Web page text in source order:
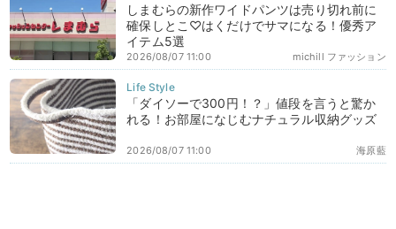
しまむらの新作ワイドパンツは売り切れ前に
確保しとこ♡はくだけでサマになる！優秀ア
イテム5選
michill ファッション
2026/08/07 11:00
「ダイソーで300円！？」値段を言うと驚か
れる！お部屋になじむナチュラル収納グッズ
海原藍
2026/08/07 11:00